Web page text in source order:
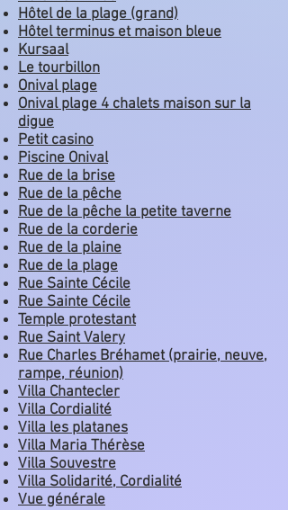
Hôtel de la plage (grand)
Hôtel terminus et maison bleue
Kursaal
Le tourbillon
Onival plage
Onival plage 4 chalets maison sur la
digue
Petit casino
Piscine Onival
Rue de la brise
Rue de la pêche
Rue de la pêche la petite taverne
Rue de la corderie
Rue de la plaine
Rue de la plage
Rue Sainte Cécile
Rue Sainte Cécile
Temple protestant
Rue Saint Valery
Rue Charles Bréhamet (prairie, neuve,
rampe, réunion)
Villa Chantecler
Villa Cordialité
Villa les platanes
Villa Maria Thérèse
Villa Souvestre
Villa Solidarité, Cordialité
Vue générale